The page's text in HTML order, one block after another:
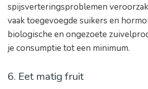
spijsverteringsproblemen
vaak toegevoegde suikers en
biologische en ongezoete
je consumptie tot een minimum.
6. Eet matig fruit